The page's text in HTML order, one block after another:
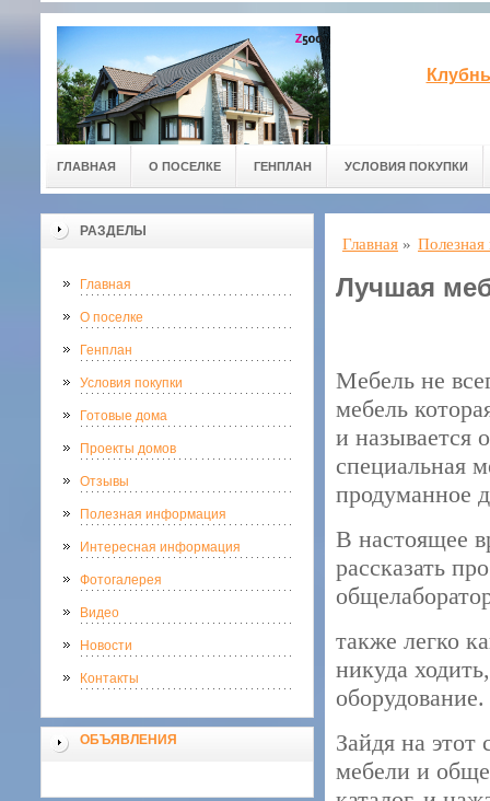
ГЛАВНАЯ О ПОСЕЛКЕ ГЕНПЛАН УСЛОВИЯ ПОКУПКИ
РАЗДЕЛЫ
Главная
О поселке
Генплан
Условия покупки
Готовые дома
Проекты домов
Отзывы
Полезная информация
Интересная информация
Фотогалерея
Видео
Новости
Контакты
ОБЪЯВЛЕНИЯ
Главная »
Лучшая
Мебель не
мебель
и называется
специальная
продуманное
В настоящее
рассказать
также легко
никуда
Зайдя на
мебели и